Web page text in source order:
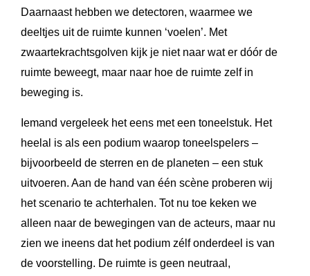
Daarnaast hebben we detectoren, waarmee we
deeltjes uit de ruimte kunnen ‘voelen’. Met
zwaartekrachtsgolven kijk je niet naar wat er dóór de
ruimte beweegt, maar naar hoe de ruimte zelf in
beweging is.
Iemand vergeleek het eens met een toneelstuk. Het
heelal is als een podium waarop toneelspelers –
bijvoorbeeld de sterren en de planeten – een stuk
uitvoeren. Aan de hand van één scène proberen wij
het scenario te achterhalen. Tot nu toe keken we
alleen naar de bewegingen van de acteurs, maar nu
zien we ineens dat het podium zélf onderdeel is van
de voorstelling. De ruimte is geen neutraal,